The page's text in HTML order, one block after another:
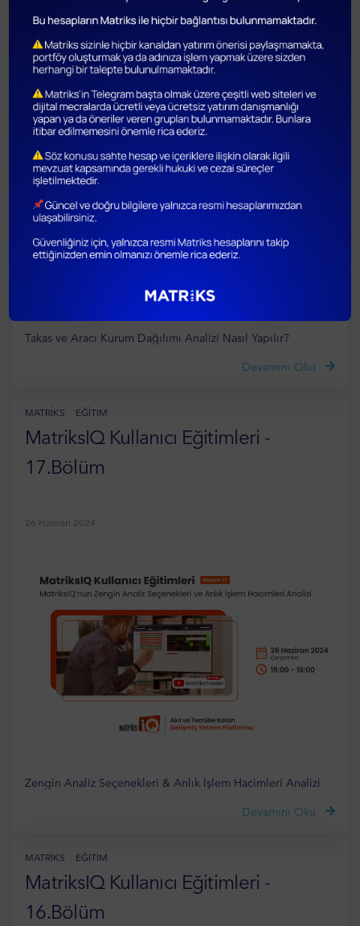
18.Bölüm
10 Temmuz 2024
Takas ve Aracı Kurum Dağılımı Analizi Nasıl Yapılır?
Devamını Oku
MATRIKS EĞITIM
MatriksIQ Kullanıcı Eğitimleri -
17.Bölüm
26 Haziran 2024
Zengin Analiz Seçenekleri & Anlık İşlem Hacimleri Analizi
Devamını Oku
MATRIKS EĞITIM
MatriksIQ Kullanıcı Eğitimleri -
16.Bölüm